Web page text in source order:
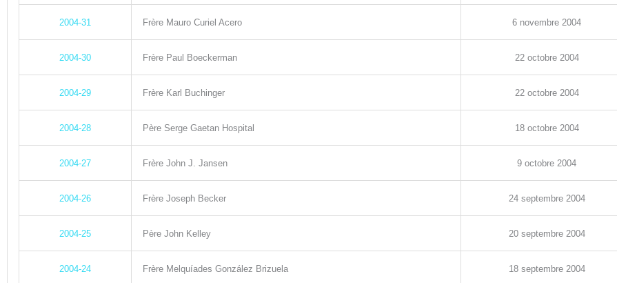
2004-31 Frère Mauro Curiel Acero 6 novembre 2004
2004-30 Frère Paul Boeckerman 22octobre2004
2004-29 Frère Karl Buchinger 22octobre2004
2004-28 Père Serge Gaetan Hospital 18octobre2004
2004-27 Frère John J. Jansen 9 octobre 2004
2004-26 Frère Joseph Becker 24septembre2004
2004-25 Père John Kelley 20septembre2004
2004-24 Frère Melquíades González Brizuela 18septembre2004